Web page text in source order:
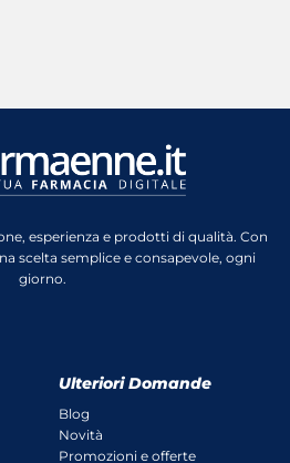
esperienza e prodotti di qualità. Con
scelta semplice e consapevole, ogni
giorno.
Ulteriori Domande
Blog
Novità
Promozioni e offerte